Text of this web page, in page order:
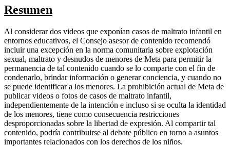
Resumen
Al considerar dos videos que exponían casos de maltrato infantil en
entornos educativos, el Consejo asesor de contenido recomendó
incluir una excepción en la norma comunitaria sobre explotación
sexual, maltrato y desnudos de menores de Meta para permitir la
permanencia de tal contenido cuando se lo comparte con el fin de
condenarlo, brindar información o generar conciencia, y cuando no
se puede identificar a los menores. La prohibición actual de Meta de
publicar videos o fotos de casos de maltrato infantil,
independientemente de la intención e incluso si se oculta la identidad
de los menores, tiene como consecuencia restricciones
desproporcionadas sobre la libertad de expresión. Al compartir tal
contenido, podría contribuirse al debate público en torno a asuntos
importantes relacionados con los derechos de los niños.